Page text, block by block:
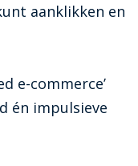
aanklikken en
e-commerce’
én impulsieve